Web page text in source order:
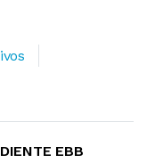
EBB